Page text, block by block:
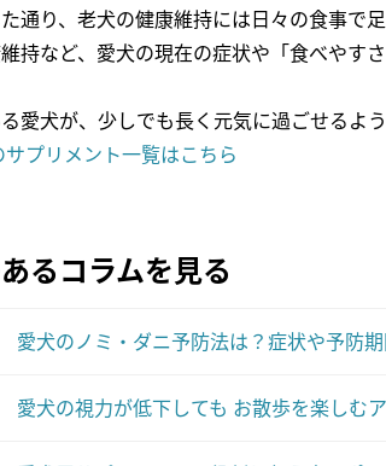
通り、老犬の健康維持には日々の食事で
持など、愛犬の現在の症状や「食べやす
愛犬が、少しでも長く元気に過ごせるよ
プリメント一覧はこちら
るコラムを見る
愛犬のノミ・ダニ予防法は？症状や予防
愛犬の視力が低下しても お散歩を楽しむ